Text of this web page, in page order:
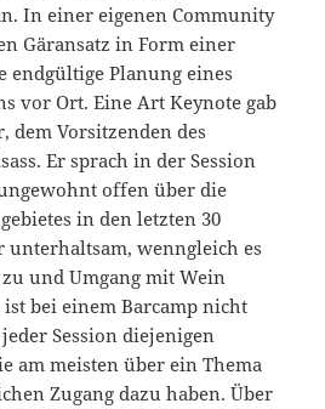
In einer eigenen Community
Gäransatz in Form einer
endgültige Planung eines
vor Ort. Eine Art Keynote gab
dem Vorsitzenden des
Er sprach in der Session
ungewohnt offen über die
in den letzten 30
unterhaltsam, wenngleich es
und Umgang mit Wein
bei einem Barcamp nicht
Session diejenigen
am meisten über ein Thema
Zugang dazu haben. Über